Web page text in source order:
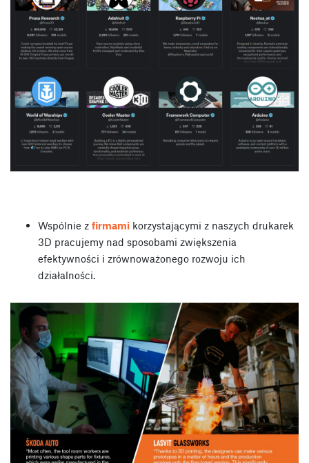
Wspólnie z firmami korzystającymi z naszych drukarek
3D pracujemy nad sposobami zwiększenia
efektywności i zrównoważonego rozwoju ich
działalności.